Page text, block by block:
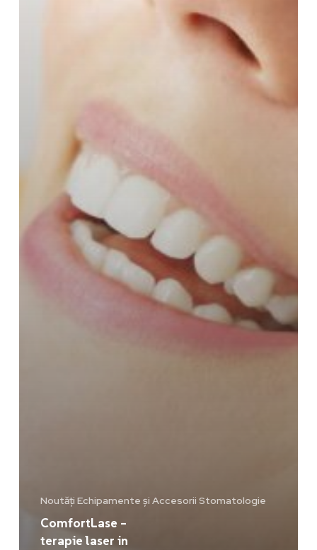
Noutăți Echipamente și Accesorii Stomatologie
ComfortLase –
terapie laser in